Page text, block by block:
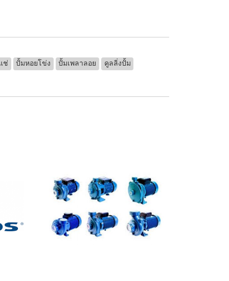
ช่ ปั้มหอยโข่ง ปั้มเพลาลอย คูลลิ่งปั้ม